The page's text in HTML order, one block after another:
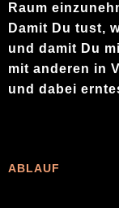
Raum
Damit Du tust,
und damit Du
mit anderen in
und dabei
ABLAUF